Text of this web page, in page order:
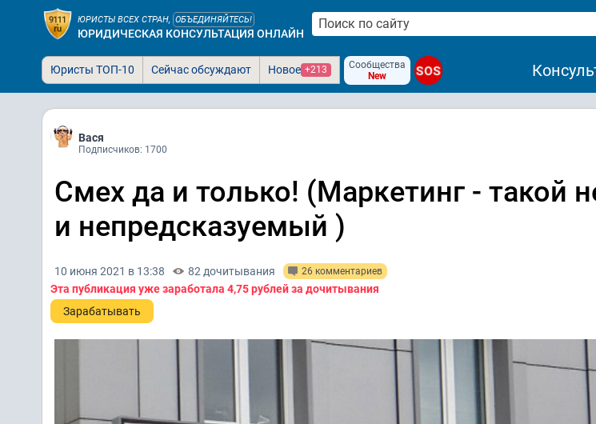
ЮРИСТЫ ВСЕХ СТРАН, ОБЪЕДИНЯЙТЕСЬ!
ЮРИДИЧЕСКАЯ КОНСУЛЬТАЦИЯ ОНЛАЙН
Юристы ТОП-10 Сейчас обсуждают Новое +213
Сообщества
New
SOS
Вася
Подписчиков: 1700
Смех да и только! (Маркетинг - такой
и непредсказуемый )
10 июня 2021 в 13:38 82 дочитывания 26 комментариев
Эта публикация уже заработала 4,75 рублейза дочитывания
Зарабатывать